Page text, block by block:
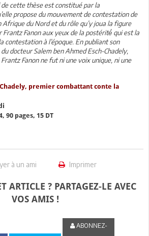
cette thèse est constitué par la
propose du mouvement de contestation de
du Nord et du rôle qu’y joua la figure
Fanon aux yeux de la postérité́ qui est la
contestation à l’époque. En publiant son
docteur Salem ben Ahmed Esch-Chadely,
Fanon ne fut ni une voix unique, ni une
Chadely, premier combattant conte la
90 pages, 15 DT
à un ami Imprimer
ARTICLE ? PARTAGEZ-LE AVEC
VOS AMIS !
ABONNEZ-